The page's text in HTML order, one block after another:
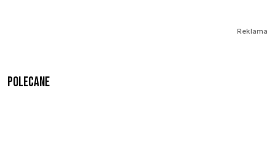
Reklama
Polecane